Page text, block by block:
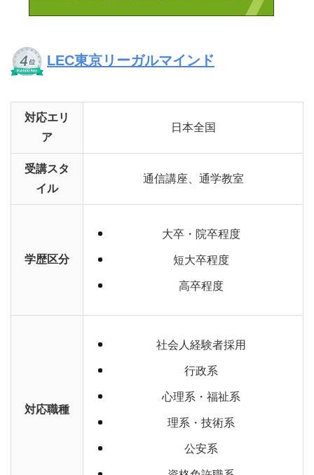
LEC東京リーガルマインド
対応エリ
ア
日本全国
受講スタ
イル
通信講座、通学教室
学歴区分
大卒・院卒程度
短大卒程度
高卒程度
対応職種
社会人経験者採用
行政系
心理系・福祉系
理系・技術系
公安系